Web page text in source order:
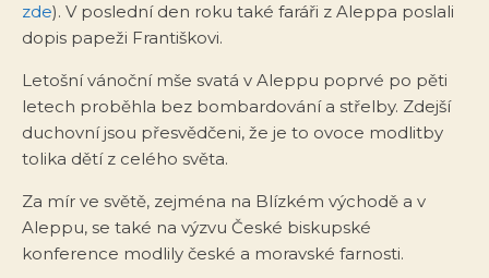
zde). V poslední den roku také faráři z Aleppa poslali
dopis papeži Františkovi.
Letošní vánoční mše svatá v Aleppu poprvé po pěti
letech proběhla bez bombardování a střelby. Zdejší
duchovní jsou přesvědčeni, že je to ovoce modlitby
tolika dětí z celého světa.
Za mír ve světě, zejména na Blízkém východě a v
Aleppu, se také na výzvu České biskupské
konference modlily české a moravské farnosti.